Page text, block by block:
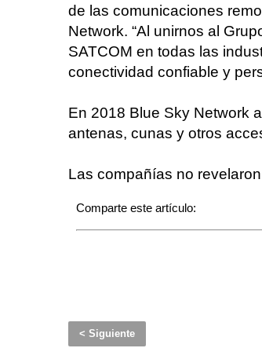
de las comunicaciones
Network. “Al unirnos al
SATCOM en todas las
conectividad confiable y
En 2018 Blue Sky Network
antenas, cunas y otros
Las compañías no
Comparte este artículo:
< Siguiente